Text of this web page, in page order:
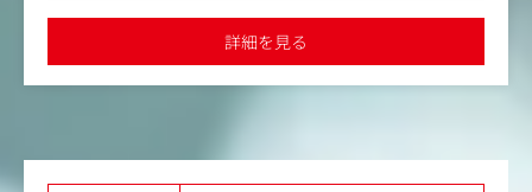
詳細を見る